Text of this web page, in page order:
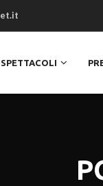
SPETTACOLI